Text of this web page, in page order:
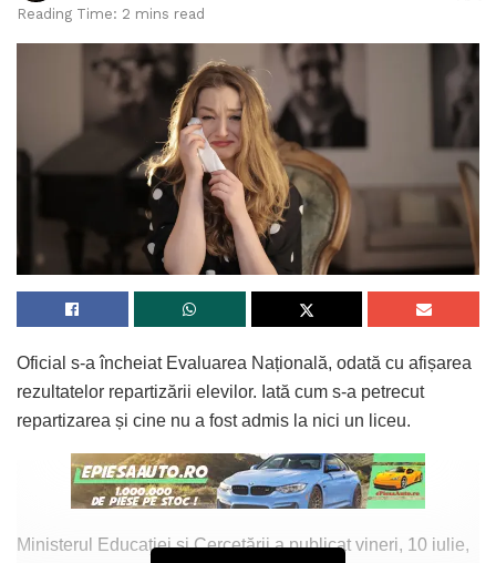
Reading Time: 2 mins read
Oficial s-a încheiat Evaluarea Națională, odată cu afișarea
rezultatelor repartizării elevilor. Iată cum s-a petrecut
repartizarea și cine nu a fost admis la nici un liceu.
Ministerul Educaţiei și Cercetării a publicat vineri, 10 iulie,